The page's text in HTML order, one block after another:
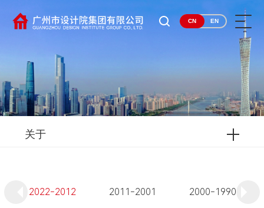
CN EN
关于
2022-2012 2011-2001 2000-1990